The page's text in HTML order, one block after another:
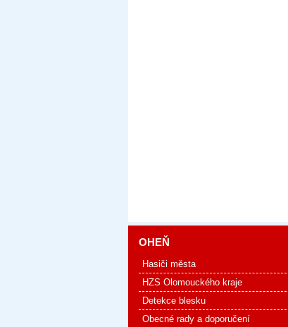
OHEŇ
Hasiči města
HZS Olomouckého kraje
Detekce blesku
Obecné rady a doporučení